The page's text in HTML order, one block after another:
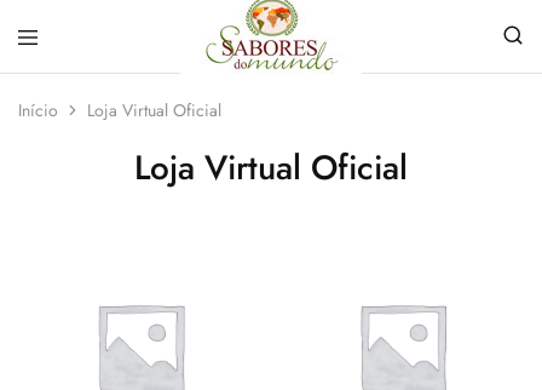
do
Mundo
loja
de
Especiarias
Início Loja Virtual Oficial
Loja Virtual Oficial